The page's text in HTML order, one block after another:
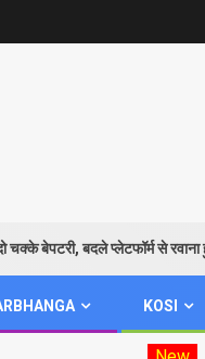
बदले प्लेटफॉर्म से रवाना हुई
KOSI